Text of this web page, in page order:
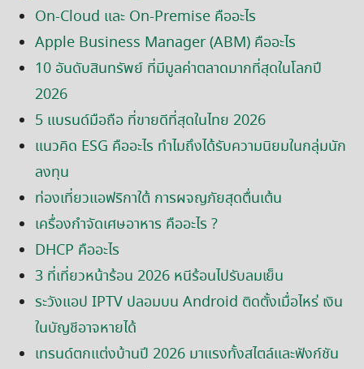
On-Cloud และ On-Premise คืออะไร
Apple Business Manager (ABM) คืออะไร
10 อันดับสินทรัพย์ ที่มีมูลค่าตลาดมากที่สุดในโลกปี
2026
5 แบรนด์มือถือ ที่ขายดีที่สุดในไทย 2026
แนวคิด ESG คืออะไร ทำไมถึงได้รับความนิยมในกลุ่มนัก
ลงทุน
ท่องเที่ยวแอฟริกาใต้ การผจญภัยสุดตื่นเต้น
เครื่องกำจัดเศษอาหาร คืออะไร ?
DHCP คืออะไร
3 ที่เที่ยวหน้าร้อน 2026 หนีร้อนไปรับลมเย็น
ระวังแอป IPTV ปลอมบน Android ติดตั้งเมื่อไหร่ เงิน
ในบัญชีอาจหายได้
เทรนด์ตกแต่งบ้านปี 2026 มาแรงทั้งสไตล์และฟังก์ชัน